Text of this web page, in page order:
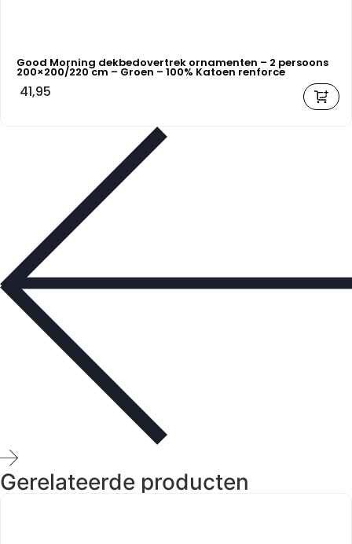
Good Morning dekbedovertrek ornamenten – 2 persoons
200×200/220 cm – Groen – 100% Katoen renforce
41,95
Gerelateerde producten